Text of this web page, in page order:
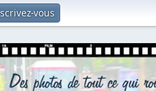
vous